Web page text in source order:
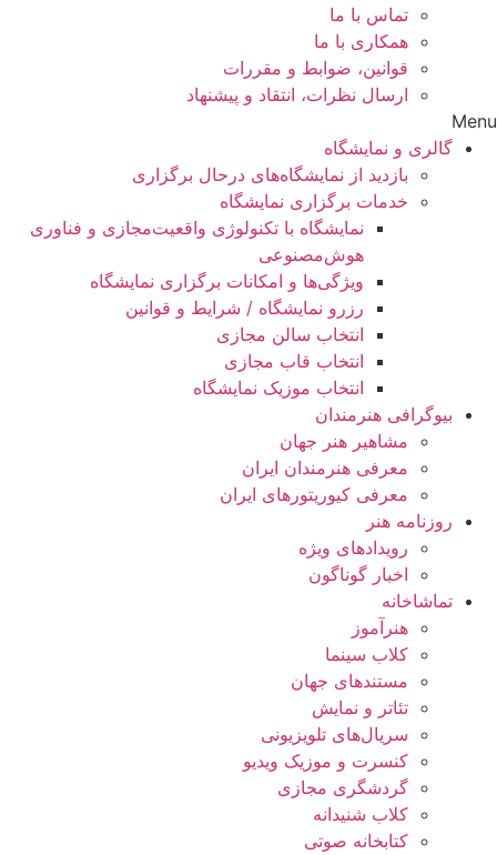
تماس با ما
همکاری با ما
قوانین، ضوابط و مقررات
ارسال نظرات، انتقاد و پیشنهاد
Menu
گالری و نمایشگاه
بازدید از نمایشگاه‌های درحال برگزاری
خدمات برگزاری نمایشگاه
نمایشگاه با تکنولوژی واقعیت‌مجازی و فناوری
هوش‌مصنوعی
ویژگی‌ها و امکانات برگزاری نمایشگاه
رزرو نمایشگاه / شرایط و قوانین
انتخاب سالن مجازی
انتخاب قاب مجازی
انتخاب موزیک نمایشگاه
بیوگرافی هنرمندان
مشاهیر هنر جهان
معرفی هنرمندان ایران
معرفی کیوریتورهای ایران
روزنامه هنر
رویدادهای ویژه
اخبار گوناگون
تماشاخانه
هنرآموز
کلاب سینما
مستندهای جهان
تئاتر و نمایش
سریال‌های تلویزیونی
کنسرت و موزیک ویدیو
گردشگری مجازی
کلاب شنیدانه
کتابخانه صوتی